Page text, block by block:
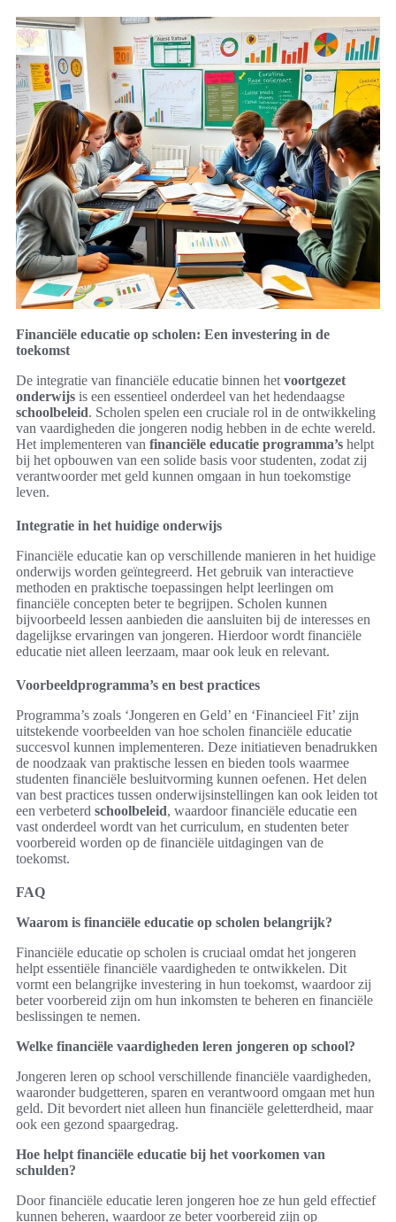
Financiële educatie op scholen: Een investering in de
toekomst
De integratie van financiële educatie binnen het voortgezet
onderwijs is een essentieel onderdeel van het hedendaagse
schoolbeleid. Scholen spelen een cruciale rol in de ontwikkeling
van vaardigheden die jongeren nodig hebben in de echte wereld.
Het implementeren van financiële educatie programma’s helpt
bij het opbouwen van een solide basis voor studenten, zodat zij
verantwoorder met geld kunnen omgaan in hun toekomstige
leven.
Integratie in het huidige onderwijs
Financiële educatie kan op verschillende manieren in het huidige
onderwijs worden geïntegreerd. Het gebruik van interactieve
methoden en praktische toepassingen helpt leerlingen om
financiële concepten beter te begrijpen. Scholen kunnen
bijvoorbeeld lessen aanbieden die aansluiten bij de interesses en
dagelijkse ervaringen van jongeren. Hierdoor wordt financiële
educatie niet alleen leerzaam, maar ook leuk en relevant.
Voorbeeldprogramma’s en best practices
Programma’s zoals ‘Jongeren en Geld’ en ‘Financieel Fit’ zijn
uitstekende voorbeelden van hoe scholen financiële educatie
succesvol kunnen implementeren. Deze initiatieven benadrukken
de noodzaak van praktische lessen en bieden tools waarmee
studenten financiële besluitvorming kunnen oefenen. Het delen
van best practices tussen onderwijsinstellingen kan ook leiden tot
een verbeterd schoolbeleid, waardoor financiële educatie een
vast onderdeel wordt van het curriculum, en studenten beter
voorbereid worden op de financiële uitdagingen van de
toekomst.
FAQ
Waarom is financiële educatie op scholen belangrijk?
Financiële educatie op scholen is cruciaal omdat het jongeren
helpt essentiële financiële vaardigheden te ontwikkelen. Dit
vormt een belangrijke investering in hun toekomst, waardoor zij
beter voorbereid zijn om hun inkomsten te beheren en financiële
beslissingen te nemen.
Welke financiële vaardigheden leren jongeren op school?
Jongeren leren op school verschillende financiële vaardigheden,
waaronder budgetteren, sparen en verantwoord omgaan met hun
geld. Dit bevordert niet alleen hun financiële geletterdheid, maar
ook een gezond spaargedrag.
Hoe helpt financiële educatie bij het voorkomen van
schulden?
Door financiële educatie leren jongeren hoe ze hun geld effectief
kunnen beheren, waardoor ze beter voorbereid zijn op